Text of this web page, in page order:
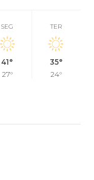
SEG
41°
27°
TER
35°
24°